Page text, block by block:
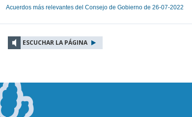
Acuerdos más relevantes del Consejo de Gobierno de 26-07-2022
ESCUCHAR LA PÁGINA